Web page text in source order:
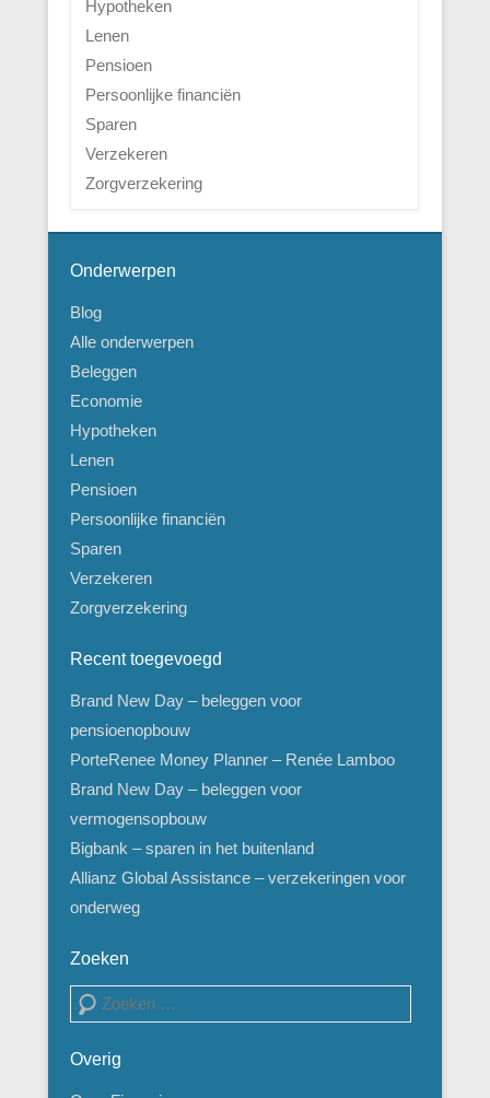
Hypotheken
Lenen
Pensioen
Persoonlijke financiën
Sparen
Verzekeren
Zorgverzekering
Onderwerpen
Blog
Alle onderwerpen
Beleggen
Economie
Hypotheken
Lenen
Pensioen
Persoonlijke financiën
Sparen
Verzekeren
Zorgverzekering
Recent toegevoegd
Brand New Day – beleggen voor
pensioenopbouw
PorteRenee Money Planner – Renée Lamboo
Brand New Day – beleggen voor
vermogensopbouw
Bigbank – sparen in het buitenland
Allianz Global Assistance – verzekeringen voor
onderweg
Zoeken
Zoeken
Overig